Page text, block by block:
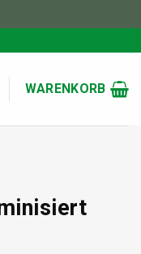
WARENKORB